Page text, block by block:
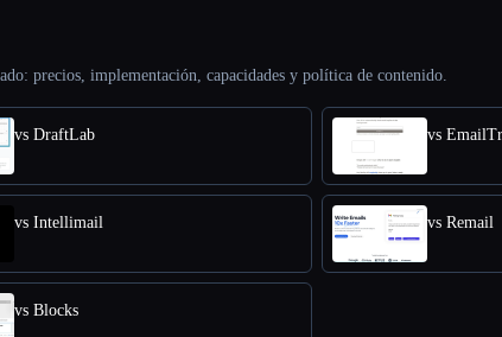
precios, implementación, capacidades y política de contenido.
vs DraftLab vs
vs Intellimail vs Remail
vs Blocks